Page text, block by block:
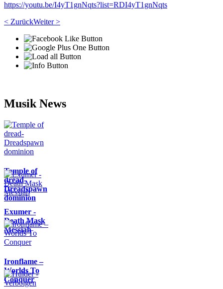
https://youtu.be/I4yT1gnNqts?list=RDI4yT1gnNqts
< ZurückWeiter >
Musik News
Temple of
dread-
Dreadspawn
dominion
Exumer -
Death Mask
Messiah
Ironflame –
Worlds To
Conquer